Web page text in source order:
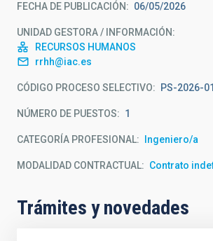
FECHA DE PUBLICACIÓN 06/05/2026
UNIDAD GESTORA / INFORMACIÓN
RECURSOS HUMANOS
rrhh@iac.es
CÓDIGO PROCESO SELECTIVO PS-2026-
NÚMERO DE PUESTOS 1
CATEGORÍA PROFESIONAL Ingeniero/a
MODALIDAD CONTRACTUAL Contrato
Trámites y novedades